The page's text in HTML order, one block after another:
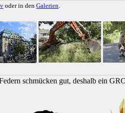
oder in den Galerien.
schmücken gut, deshalb ein